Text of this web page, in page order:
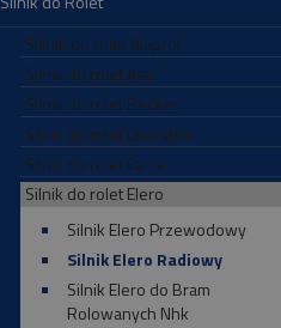
SIilnik do rolet Aluprof
Silnik do rolet Asa
Silnik do rolet Becker
Silnik do rolet Cherubini
Silnik do rolet Came
Silnik do rolet Elero
Silnik Elero Przewodowy
Silnik Elero Radiowy
Silnik Elero do Bram
Rolowanych Nhk